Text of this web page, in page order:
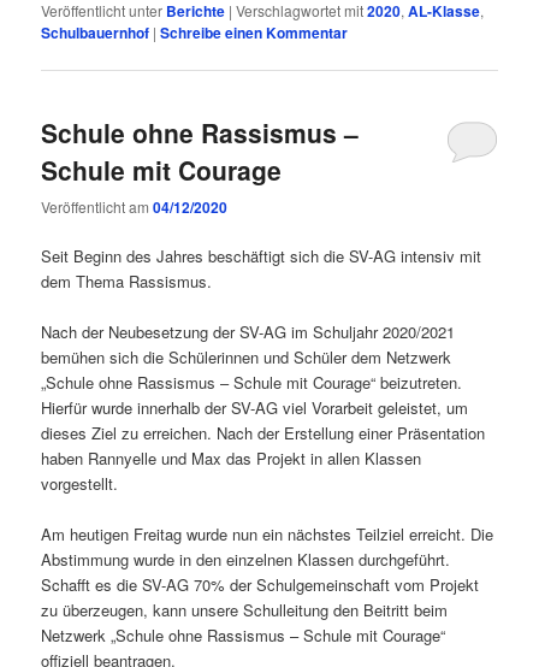
Veröffentlicht unter Berichte |Verschlagwortet mit2020,AL-Klasse,
Schulbauernhof |Schreibe einen Kommentar
Schule ohne Rassismus –
Schule mit Courage
Veröffentlicht am04/12/2020
Seit Beginn des Jahres beschäftigt sich die SV-AG intensiv mit
dem Thema Rassismus.
Nach der Neubesetzung der SV-AG im Schuljahr 2020/2021
bemühen sich die Schülerinnen und Schüler dem Netzwerk
„Schule ohne Rassismus – Schule mit Courage“ beizutreten.
Hierfür wurde innerhalb der SV-AG viel Vorarbeit geleistet, um
dieses Ziel zu erreichen. Nach der Erstellung einer Präsentation
haben Rannyelle und Max das Projekt in allen Klassen
vorgestellt.
Am heutigen Freitag wurde nun ein nächstes Teilziel erreicht. Die
Abstimmung wurde in den einzelnen Klassen durchgeführt.
Schafft es die SV-AG 70% der Schulgemeinschaft vom Projekt
zu überzeugen, kann unsere Schulleitung den Beitritt beim
Netzwerk „Schule ohne Rassismus – Schule mit Courage“
offiziell beantragen.